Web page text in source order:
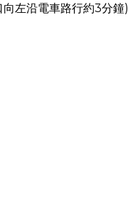
左沿電車路行約3分鐘)